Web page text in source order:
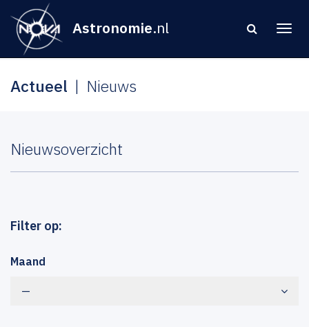
Astronomie.nl
Actueel Nieuws
Nieuwsoverzicht
Filter op:
Maand
—